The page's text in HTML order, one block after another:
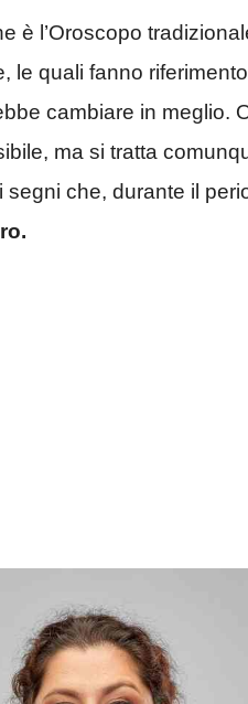
è l’Oroscopo
le quali fanno
cambiare in meglio.
ma si tratta
che, durante il